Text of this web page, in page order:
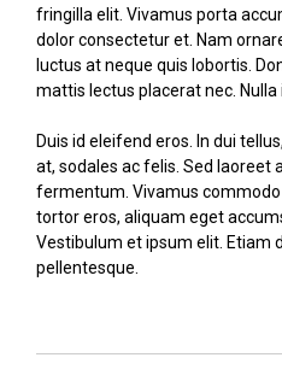
fringilla elit. Vivamus porta
dolor consectetur et. Nam
luctus at neque quis lobortis.
mattis lectus placerat nec. Nulla
Duis id eleifend eros. In dui
at, sodales ac felis. Sed laoreet
fermentum. Vivamus
tortor eros, aliquam eget
Vestibulum et ipsum elit. Etiam
pellentesque.